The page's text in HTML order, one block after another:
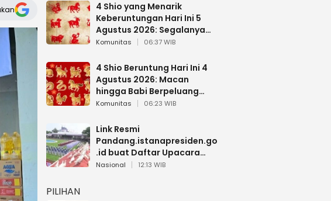
4 Shio yang Menarik
Keberuntungan Hari Ini 5
Agustus 2026: Segalanya
Berjalan Lancar
Komunitas 06:37 WIB
4 Shio Beruntung Hari Ini 4
Agustus 2026: Macan
hingga Babi Berpeluang
Dapat Kabar Baik
Komunitas 06:23 WIB
Link Resmi
Pandang.istanapresiden.go
.id buat Daftar Upacara
Bendera HUT RI di Istana
Nasional 12:13 WIB
PILIHAN